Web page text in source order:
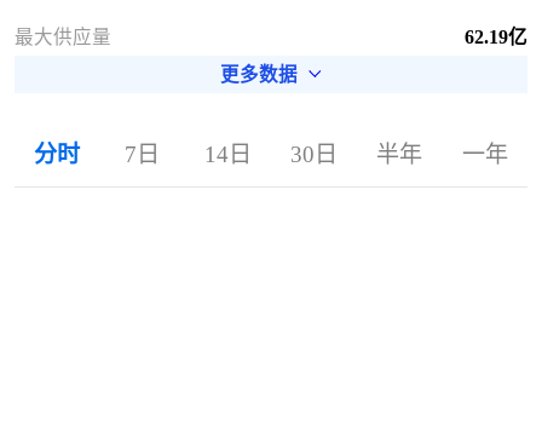
最大供应量
62.19亿
更多数据
分时 7日 14日 30日 半年 一年